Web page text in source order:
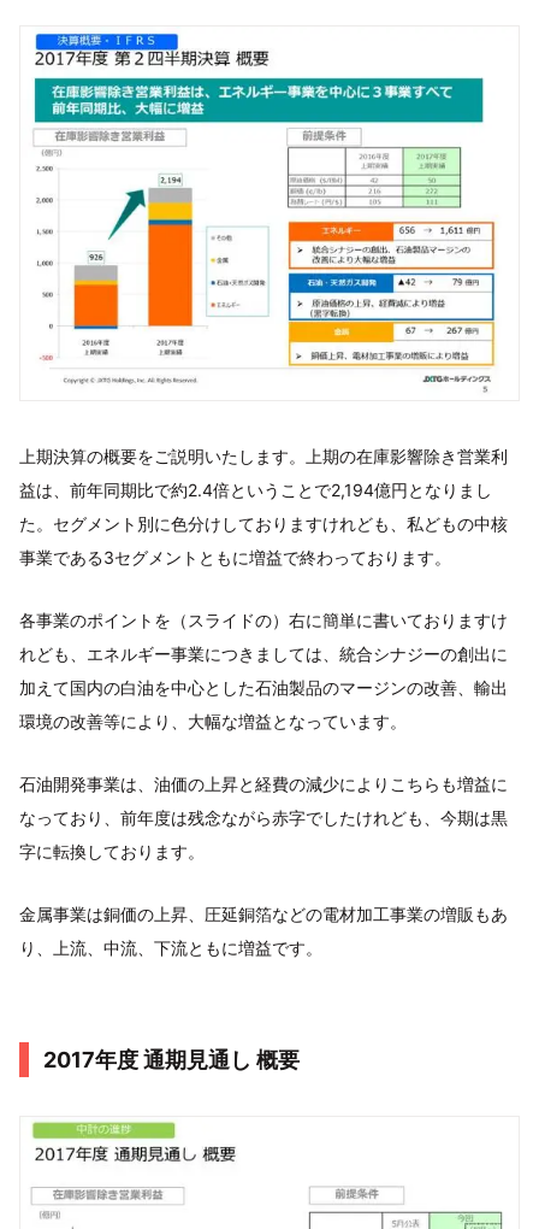
上期決算の概要をご説明いたします。上期の在庫影響除き営業利
益は、前年同期比で約2.4倍ということで2,194億円となりまし
た。セグメント別に色分けしておりますけれども、私どもの中核
事業である3セグメントともに増益で終わっております。
各事業のポイントを（スライドの）右に簡単に書いておりますけ
れども、エネルギー事業につきましては、統合シナジーの創出に
加えて国内の白油を中心とした石油製品のマージンの改善、輸出
環境の改善等により、大幅な増益となっています。
石油開発事業は、油価の上昇と経費の減少によりこちらも増益に
なっており、前年度は残念ながら赤字でしたけれども、今期は黒
字に転換しております。
金属事業は銅価の上昇、圧延銅箔などの電材加工事業の増販もあ
り、上流、中流、下流ともに増益です。
2017年度 通期見通し 概要